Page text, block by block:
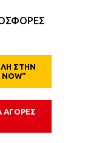
ΣΤΗΝ
ΑΓΟΡΕΣ